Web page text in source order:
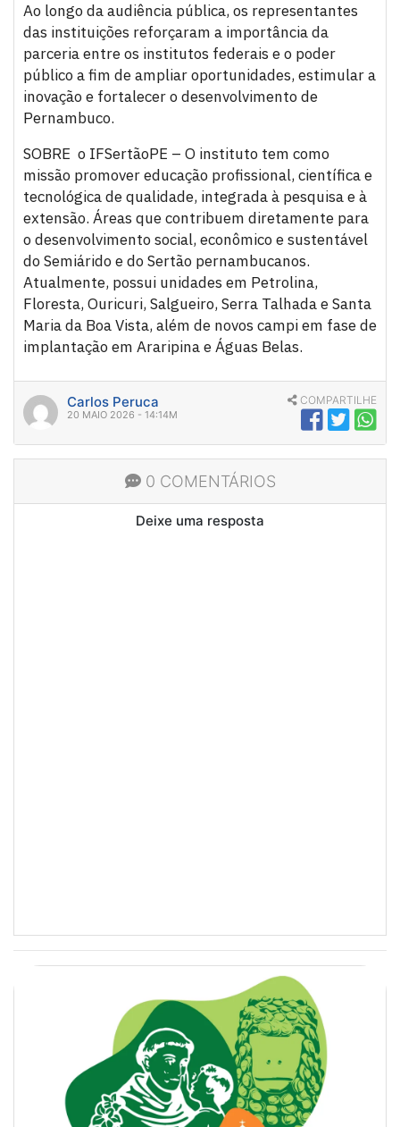
Ao longo da audiência pública, os representantes
das instituições reforçaram a importância da
parceria entre os institutos federais e o poder
público a fim de ampliar oportunidades, estimular a
inovação e fortalecer o desenvolvimento de
Pernambuco.
SOBRE o IFSertãoPE – O instituto tem como
missão promover educação profissional, científica e
tecnológica de qualidade, integrada à pesquisa e à
extensão. Áreas que contribuem diretamente para
o desenvolvimento social, econômico e sustentável
do Semiárido e do Sertão pernambucanos.
Atualmente, possui unidades em Petrolina,
Floresta, Ouricuri, Salgueiro, Serra Talhada e Santa
Maria da Boa Vista, além de novos campi em fase de
implantação em Araripina e Águas Belas.
Carlos Peruca
20 MAIO 2026 - 14:14M
COMPARTILHE
0 COMENTÁRIOS
Deixe uma resposta